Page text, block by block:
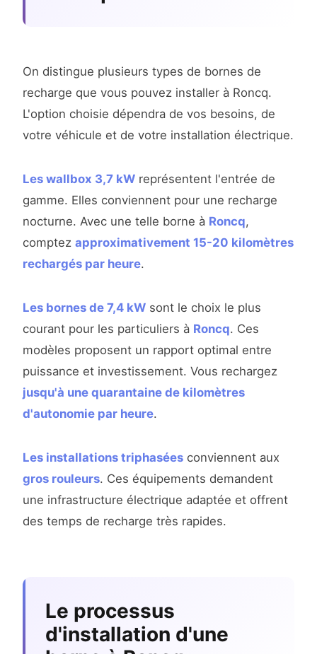
On distingue plusieurs types de bornes de
recharge que vous pouvez installer à Roncq.
L'option choisie dépendra de vos besoins, de
votre véhicule et de votre installation électrique.
Les wallbox 3,7 kW représentent l'entrée de
gamme. Elles conviennent pour une recharge
nocturne. Avec une telle borne à Roncq,
comptez approximativement 15-20 kilomètres
rechargés par heure.
Les bornes de 7,4 kW sont le choix le plus
courant pour les particuliers à Roncq. Ces
modèles proposent un rapport optimal entre
puissance et investissement. Vous rechargez
jusqu'à une quarantaine de kilomètres
d'autonomie par heure.
Les installations triphasées conviennent aux
gros rouleurs. Ces équipements demandent
une infrastructure électrique adaptée et offrent
des temps de recharge très rapides.
Le processus
d'installation d'une